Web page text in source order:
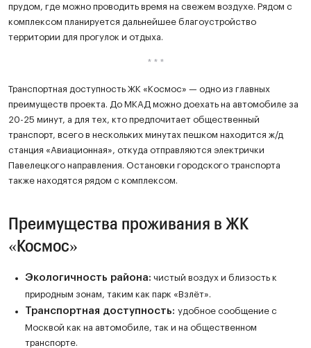
прудом, где можно проводить время на свежем воздухе. Рядом с
комплексом планируется дальнейшее благоустройство
территории для прогулок и отдыха.
Транспортная доступность ЖК «Космос» — одно из главных
преимуществ проекта. До МКАД можно доехать на автомобиле за
20-25 минут, а для тех, кто предпочитает общественный
транспорт, всего в нескольких минутах пешком находится ж/д
станция «Авиационная», откуда отправляются электрички
Павелецкого направления. Остановки городского транспорта
также находятся рядом с комплексом.
Преимущества проживания в ЖК
«Космос»
Экологичность района: чистый воздух и близость к
природным зонам, таким как парк «Взлёт».
Транспортная доступность: удобное сообщение с
Москвой как на автомобиле, так и на общественном
транспорте.